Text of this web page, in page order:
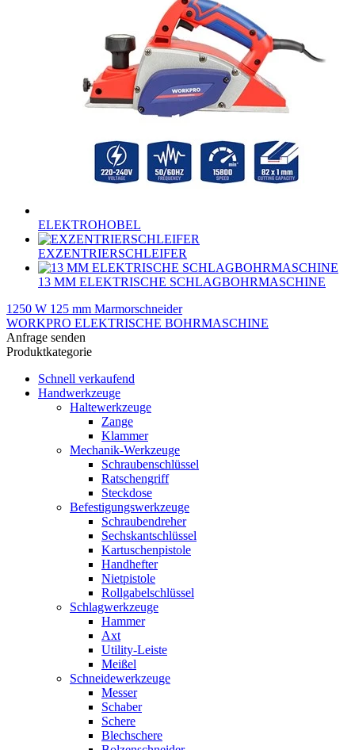
ELEKTROHOBEL
EXZENTRIERSCHLEIFER
13 MM ELEKTRISCHE SCHLAGBOHRMASCHINE
1250 W 125 mm Marmorschneider
WORKPRO ELEKTRISCHE BOHRMASCHINE
Anfrage senden
Produktkategorie
Schnell verkaufend
Handwerkzeuge
Haltewerkzeuge
Zange
Klammer
Mechanik-Werkzeuge
Schraubenschlüssel
Ratschengriff
Steckdose
Befestigungswerkzeuge
Schraubendreher
Sechskantschlüssel
Kartuschenpistole
Handhefter
Nietpistole
Rollgabelschlüssel
Schlagwerkzeuge
Hammer
Axt
Utility-Leiste
Meißel
Schneidewerkzeuge
Messer
Schaber
Schere
Blechschere